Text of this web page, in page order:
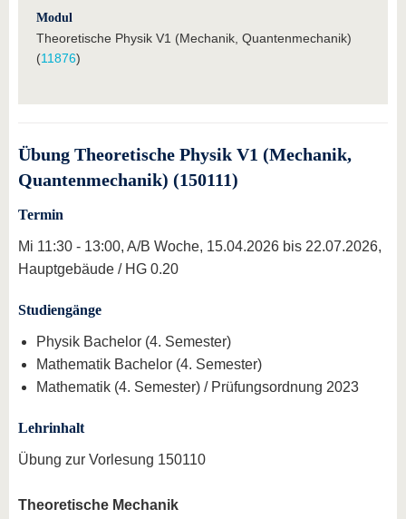
Modul
Theoretische Physik V1 (Mechanik, Quantenmechanik)
(11876)
Übung Theoretische Physik V1 (Mechanik,
Quantenmechanik) (150111)
Termin
Mi 11:30 - 13:00, A/B Woche, 15.04.2026 bis 22.07.2026,
Hauptgebäude / HG 0.20
Studiengänge
Physik Bachelor (4. Semester)
Mathematik Bachelor (4. Semester)
Mathematik (4. Semester) / Prüfungsordnung 2023
Lehrinhalt
Übung zur Vorlesung 150110
Theoretische Mechanik